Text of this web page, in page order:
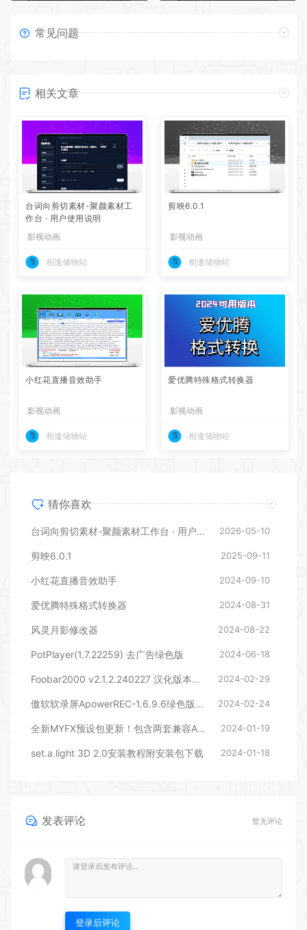
常见问题
相关文章
台词向剪切素材-聚颜素材工
作台 · 用户使用说明
影视动画
相逢储物站
剪映6.0.1
影视动画
相逢储物站
小红花直播音效助手
影视动画
相逢储物站
爱优腾特殊格式转换器
影视动画
相逢储物站
猜你喜欢
台词向剪切素材-聚颜素材工作台 · 用户使用说明 2026-05-10
剪映6.0.1 2025-09-11
小红花直播音效助手 2024-09-10
爱优腾特殊格式转换器 2024-08-31
风灵月影修改器 2024-08-22
PotPlayer(1.7.22259) 去广告绿色版 2024-06-18
Foobar2000 v2.1.2.240227 汉化版本下载 2024-02-29
傲软软录屏ApowerREC-1.6.9.6绿色版本 2024-02-24
全新MYFX预设包更新！包含两套兼容AEPR的预设，后期剪辑包装必备 2024-01-19
set.a.light 3D 2.0安装教程附安装包下载 2024-01-18
发表评论 暂无评论
登录后评论